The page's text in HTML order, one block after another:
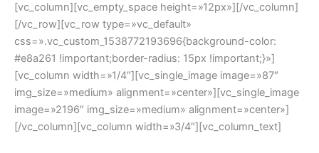
[vc_column][vc_empty_space height=»12px»][/vc_column]
[/vc_row][vc_row type=»vc_default»
css=».vc_custom_1538772193696{background-color:
#e8a261 !important;border-radius: 15px !important;}»]
[vc_column width=»1/4″][vc_single_image image=»87″
img_size=»medium» alignment=»center»][vc_single_image
image=»2196″ img_size=»medium» alignment=»center»]
[/vc_column][vc_column width=»3/4″][vc_column_text]